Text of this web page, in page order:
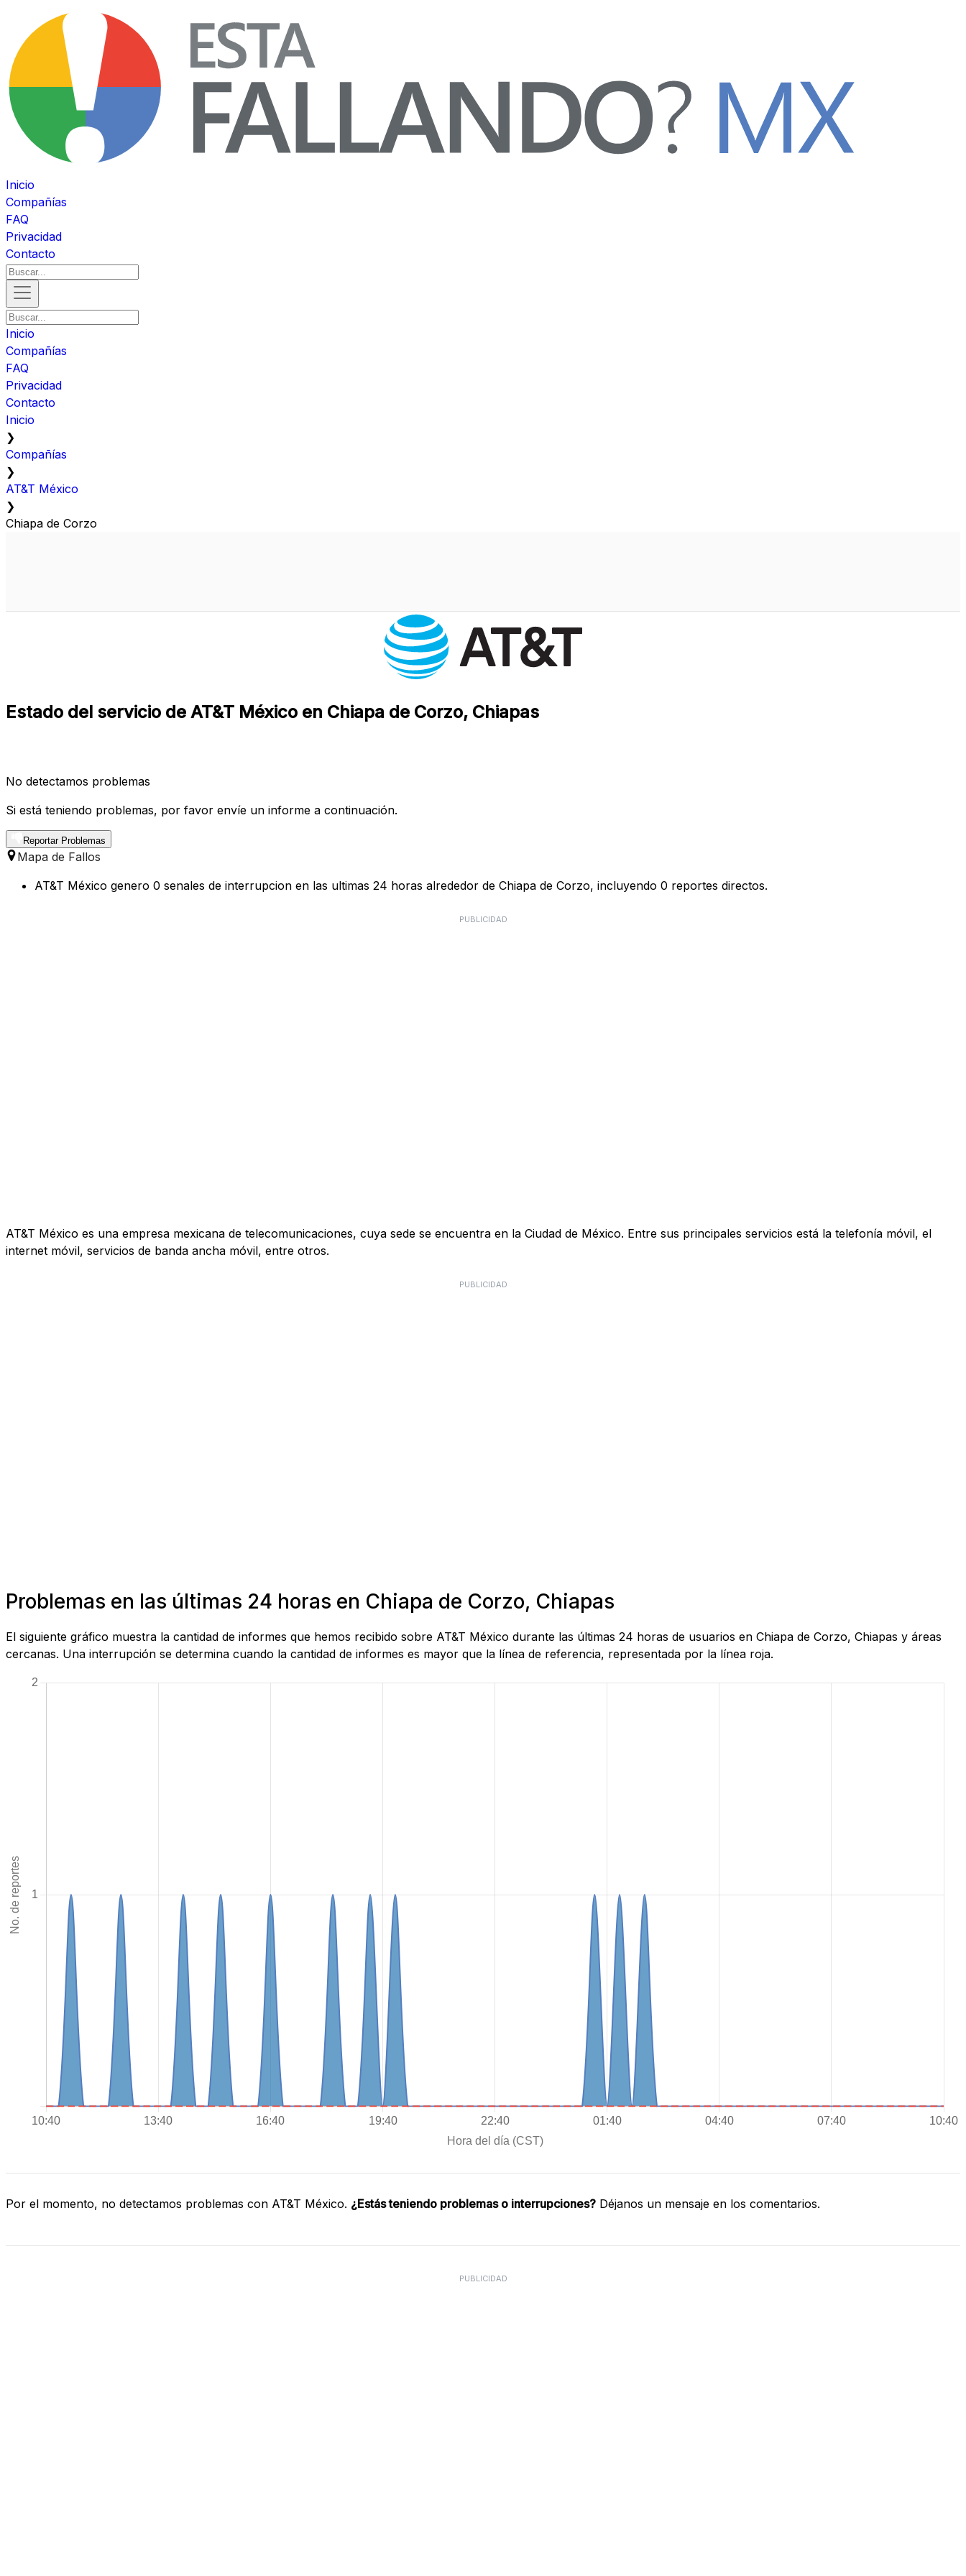
Inicio
Compañías
FAQ
Privacidad
Contacto
Inicio
Compañías
FAQ
Privacidad
Contacto
Inicio
❯
Compañías
❯
AT&T México
❯
Chiapa de Corzo
Estado del servicio de AT&T México en Chiapa de Corzo, Chiapas
No detectamos problemas
Si está teniendo problemas, por favor envíe un informe a continuación.
Reportar Problemas
Mapa de Fallos
AT&T México genero 0 senales de interrupcion en las ultimas 24 horas alrededor de Chiapa de Corzo, incluyendo 0 reportes directos.
PUBLICIDAD
AT&T México es una empresa mexicana de telecomunicaciones, cuya sede se encuentra en la Ciudad de México. Entre sus principales servicios está la telefonía móvil, el
internet móvil, servicios de banda ancha móvil, entre otros.
PUBLICIDAD
Problemas en las últimas 24 horas en Chiapa de Corzo, Chiapas
El siguiente gráfico muestra la cantidad de informes que hemos recibido sobre AT&T México durante las últimas 24 horas de usuarios en Chiapa de Corzo, Chiapas y áreas
cercanas. Una interrupción se determina cuando la cantidad de informes es mayor que la línea de referencia, representada por la línea roja.
Por el momento, no detectamos problemas con AT&T México. ¿Estás teniendo problemas o interrupciones? Déjanos un mensaje en los comentarios.
PUBLICIDAD